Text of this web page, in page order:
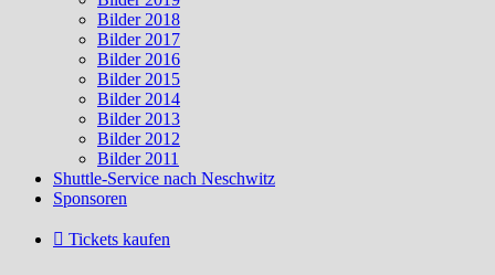
Bilder 2018
Bilder 2017
Bilder 2016
Bilder 2015
Bilder 2014
Bilder 2013
Bilder 2012
Bilder 2011
Shuttle-Service nach Neschwitz
Sponsoren
Tickets kaufen